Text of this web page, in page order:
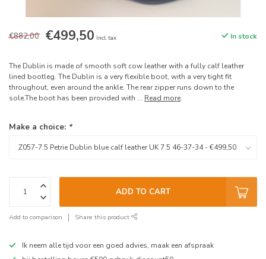
€882,00 €499,50 Incl. tax In stock
The Dublin is made of smooth soft cow leather with a fully calf leather
lined bootleg. The Dublin is a very flexible boot, with a very tight fit
throughout, even around the ankle. The rear zipper runs down to the
sole.The boot has been provided with ... Read more.
Make a choice: *
ADD TO CART
Add to comparison Share this product
Ik neem alle tijd voor een goed advies, maak een afspraak